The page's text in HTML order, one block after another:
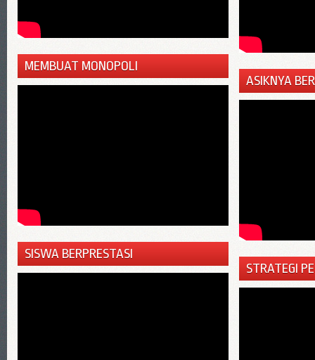
MEMBUAT MONOPOLI
SISWA BERPRESTASI
ASIKNYA
STRATEGI